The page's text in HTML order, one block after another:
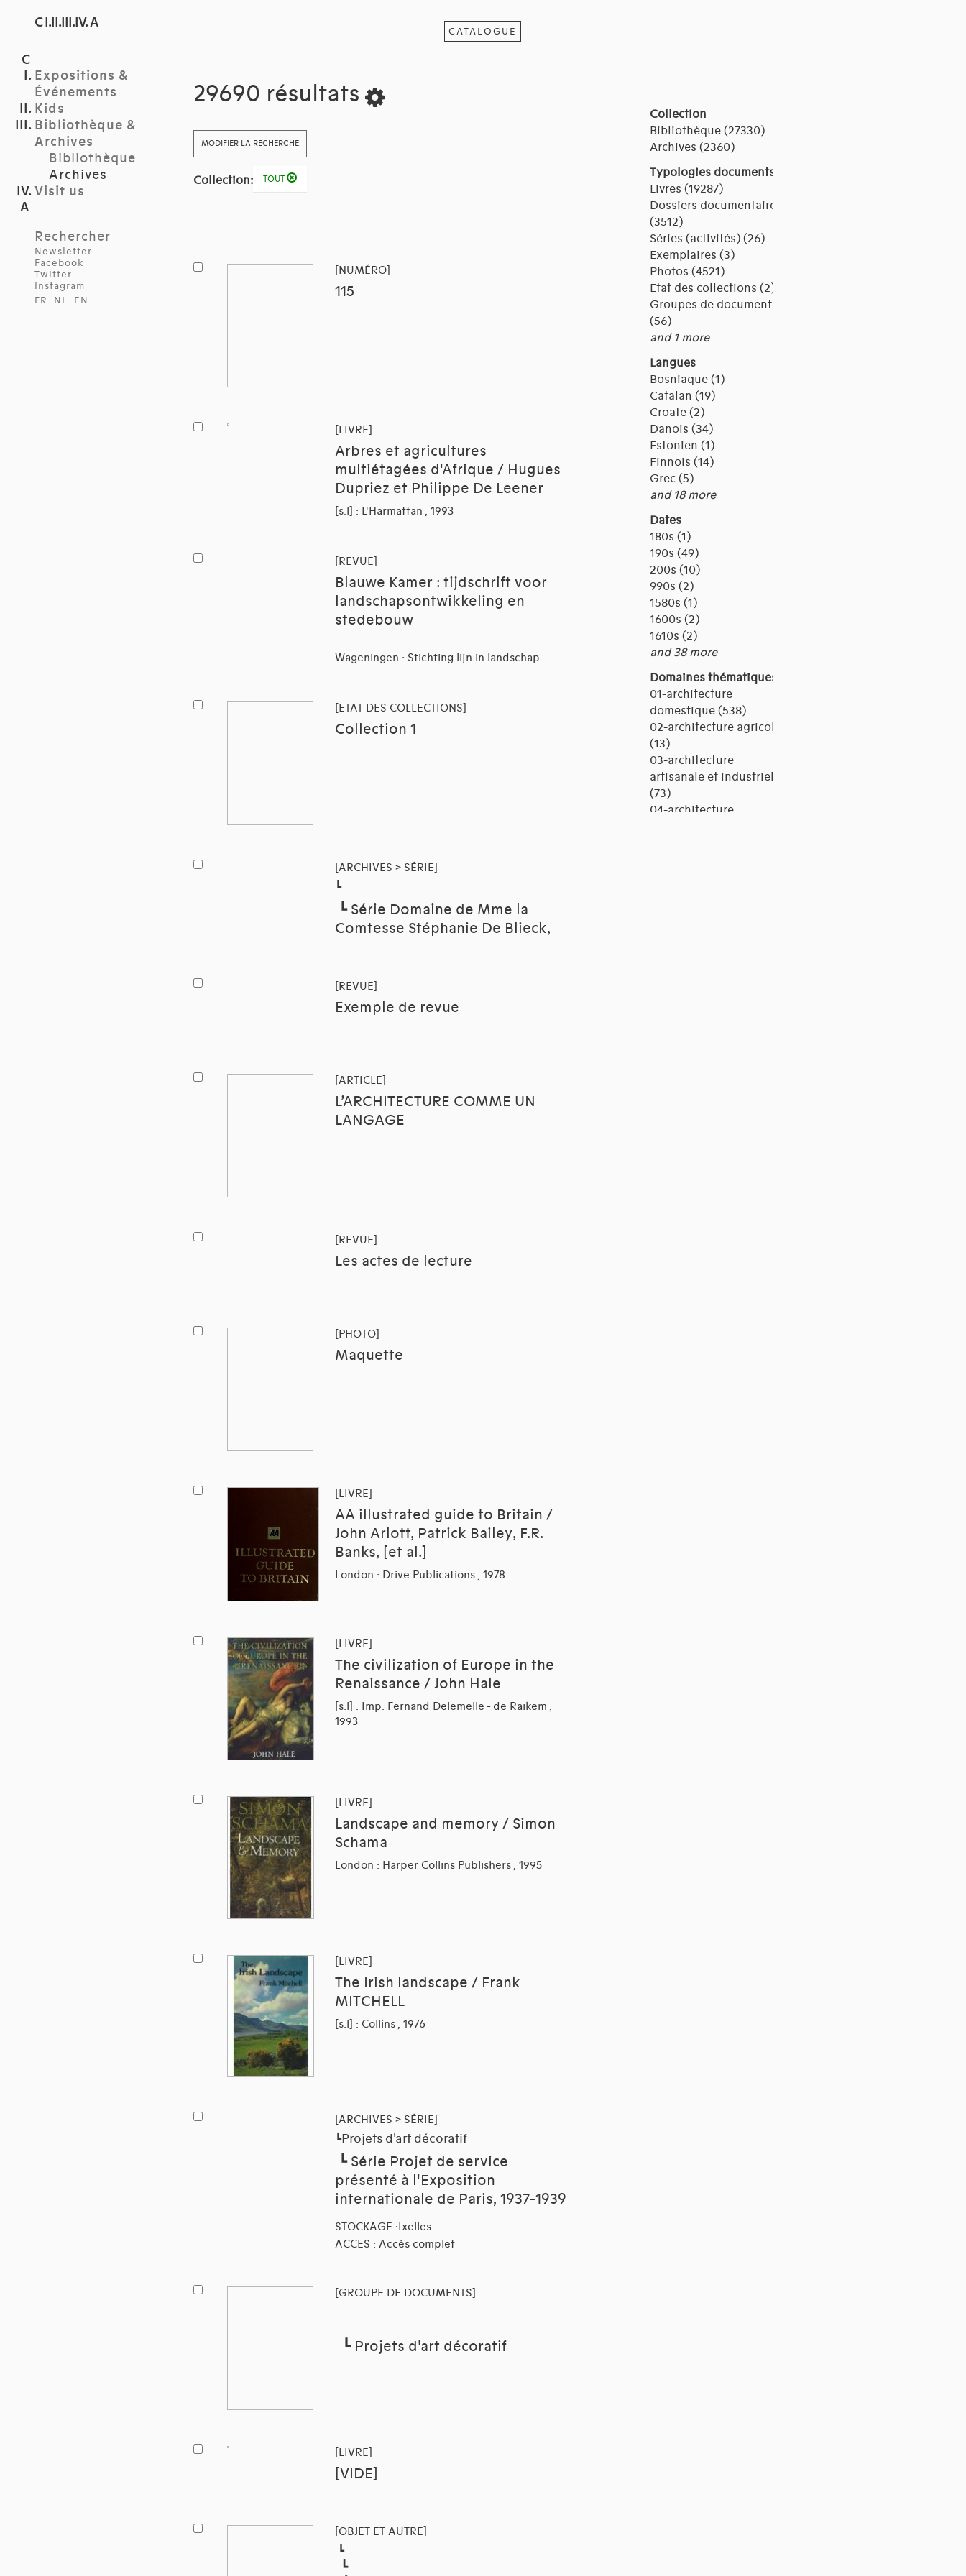
C I.II.III.IV. A
Expositions &
Événements
Kids
Bibliothèque &
Archives
Bibliothèque
Archives
Visit us
Rechercher
Newsletter
Facebook
Twitter
Instagram
FR
NL EN
CATALOGUE
29690 résultats
MODIFIER LA RECHERCHE
Collection: TOUT
[NUMÉRO]
115
[LIVRE]
Arbres et agricultures
multiétagées d'Afrique / Hugues
Dupriez et Philippe De Leener
[s.l] : L'Harmattan , 1993
[REVUE]
Blauwe Kamer : tijdschrift voor
landschapsontwikkeling en
stedebouw
Wageningen : Stichting lijn in landschap
[ETAT DES COLLECTIONS]
Collection 1
[ARCHIVES > SÉRIE]
┗
┗ Série Domaine de Mme la
Comtesse Stéphanie De Blieck,
[REVUE]
Exemple de revue
[ARTICLE]
L’ARCHITECTURE COMME UN
LANGAGE
[REVUE]
Les actes de lecture
[PHOTO]
Maquette
[LIVRE]
AA illustrated guide to Britain /
John Arlott, Patrick Bailey, F.R.
Banks, [et al.]
London : Drive Publications , 1978
[LIVRE]
The civilization of Europe in the
Renaissance / John Hale
[s.l] : Imp. Fernand Delemelle - de Raikem ,
1993
[LIVRE]
Landscape and memory / Simon
Schama
London : Harper Collins Publishers , 1995
[LIVRE]
The Irish landscape / Frank
MITCHELL
[s.l] : Collins , 1976
[ARCHIVES > SÉRIE]
┗Projets d'art décoratif
┗ Série Projet de service
présenté à l'Exposition
internationale de Paris, 1937-1939
STOCKAGE :Ixelles
ACCES : Accès complet
[GROUPE DE DOCUMENTS]
┗Projets d'art décoratif
[LIVRE]
[VIDE]
[OBJET ET AUTRE]
┗
┗
Collection
Bibliothèque (27330)
Archives (2360)
Typologies documents
Livres (19287)
Dossiers documentaires
(3512)
Séries (activités) (26)
Exemplaires (3)
Photos (4521)
Etat des collections (2)
Groupes de documents
(56)
and 1 more
Langues
Bosniaque (1)
Catalan (19)
Croate (2)
Danois (34)
Estonien (1)
Finnois (14)
Grec (5)
and 18 more
Dates
180s (1)
190s (49)
200s (10)
990s (2)
1580s (1)
1600s (2)
1610s (2)
and 38 more
Domaines thématiques
01-architecture
domestique (538)
02-architecture agricole
(13)
03-architecture
artisanale et industrielle
(73)
04-architecture